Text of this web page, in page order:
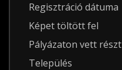
Regisztráció dátuma
Képet töltött fel
Pályázaton vett részt
Település